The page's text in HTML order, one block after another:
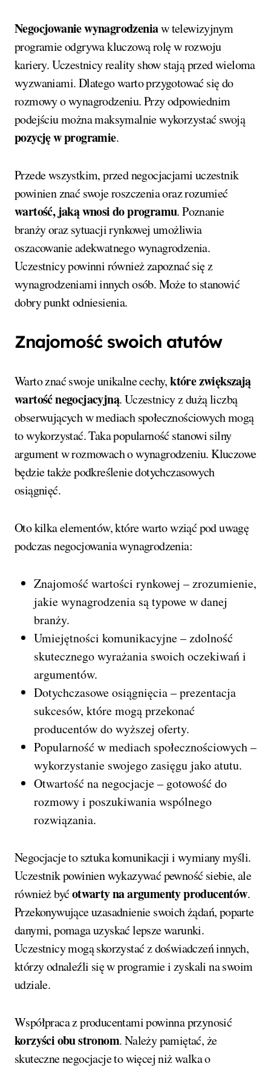
Negocjowanie wynagrodzeniaw telewizyjnym
programie odgrywa kluczową rolę w rozwoju
kariery. Uczestnicy reality show stają przed wieloma
wyzwaniami. Dlatego warto przygotować się do
rozmowy o wynagrodzeniu. Przy odpowiednim
podejściu można maksymalnie wykorzystać swoją
pozycję w programie.
Przede wszystkim, przed negocjacjami uczestnik
powinien znać swoje roszczenia oraz rozumieć
wartość, jaką wnosi do programu. Poznanie
branży oraz sytuacji rynkowej umożliwia
oszacowanie adekwatnego wynagrodzenia.
Uczestnicy powinni również zapoznać się z
wynagrodzeniami innych osób. Może to stanowić
dobry punkt odniesienia.
Znajomość swoich atutów
Warto znać swoje unikalne cechy,które zwiększają
wartość negocjacyjną. Uczestnicy z dużą liczbą
obserwujących w mediach społecznościowych mogą
to wykorzystać. Taka popularność stanowi silny
argument w rozmowach o wynagrodzeniu. Kluczowe
będzie także podkreślenie dotychczasowych
osiągnięć.
Oto kilka elementów, które warto wziąć pod uwagę
podczas negocjowania wynagrodzenia:
Znajomość wartości rynkowej – zrozumienie,
jakie wynagrodzenia są typowe w danej
branży.
Umiejętności komunikacyjne – zdolność
skutecznego wyrażania swoich oczekiwań i
argumentów.
Dotychczasowe osiągnięcia – prezentacja
sukcesów, które mogą przekonać
producentów do wyższej oferty.
Popularność w mediach społecznościowych –
wykorzystanie swojego zasięgu jako atutu.
Otwartość na negocjacje – gotowość do
rozmowy i poszukiwania wspólnego
rozwiązania.
Negocjacje to sztuka komunikacji i wymiany myśli.
Uczestnik powinien wykazywać pewność siebie, ale
również byćotwarty na argumenty producentów.
Przekonywujące uzasadnienie swoich żądań, poparte
danymi, pomaga uzyskać lepsze warunki.
Uczestnicy mogą skorzystać z doświadczeń innych,
którzy odnaleźli się w programie i zyskali na swoim
udziale.
Współpraca z producentami powinna przynosić
korzyści obu stronom. Należy pamiętać, że
skuteczne negocjacje to więcej niż walka o